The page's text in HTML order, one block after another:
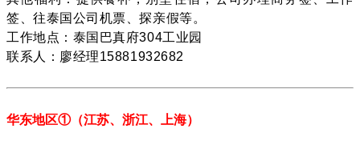
签、往泰国公司机票、探亲假等。
工作地点：泰国巴真府304工业园
联系人：廖经理15881932682
华东地区①（江苏、 浙江、上海）